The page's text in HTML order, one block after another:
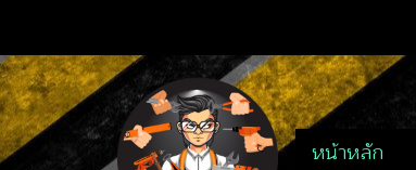
หน้าหลัก